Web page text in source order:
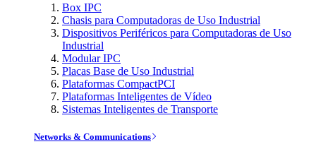
Box IPC
Chasis para Computadoras de Uso Industrial
Dispositivos Periféricos para Computadoras de Uso
Industrial
Modular IPC
Placas Base de Uso Industrial
Plataformas CompactPCI
Plataformas Inteligentes de Vídeo
Sistemas Inteligentes de Transporte
Networks & Communications